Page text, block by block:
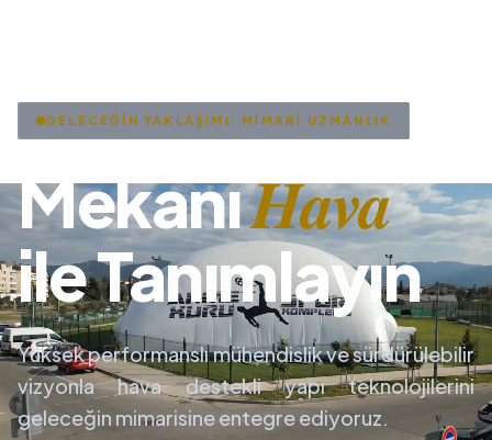
GELECEĞİN YAKLAŞIMI: MİMARİ UZMANLIK
MekanıHava
ile Tanımlayın
Yüksek performanslı mühendislik ve sürdürülebilir
vizyonla hava destekli yapı teknolojilerini
geleceğin mimarisine entegre ediyoruz.